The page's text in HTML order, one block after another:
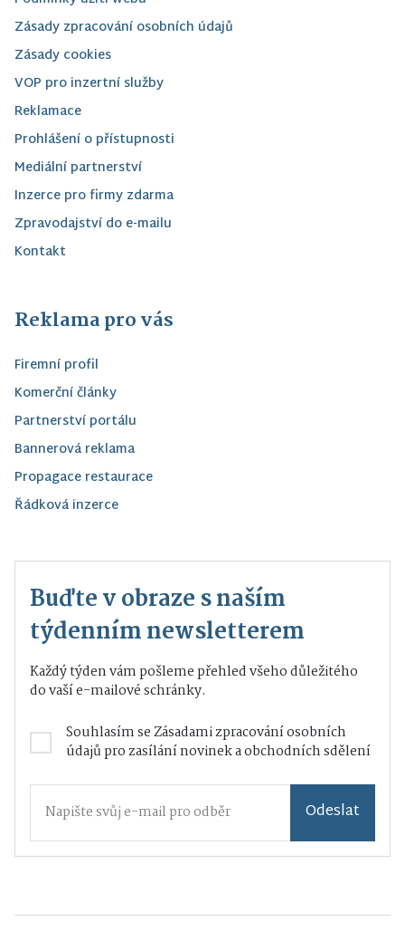
Zásady zpracování osobních údajů
Zásady cookies
VOP pro inzertní služby
Reklamace
Prohlášení o přístupnosti
Mediální partnerství
Inzerce pro firmy zdarma
Zpravodajství do e-mailu
Kontakt
Reklama pro vás
Firemní profil
Komerční články
Partnerství portálu
Bannerová reklama
Propagace restaurace
Řádková inzerce
Buďte v obraze s naším
týdenním newsletterem
Každý týden vám pošleme přehled všeho důležitého
do vaší e-mailové schránky.
Souhlasím seZásadami zpracování osobních
údajůpro zasílání novinek a obchodních sdělení
Odeslat